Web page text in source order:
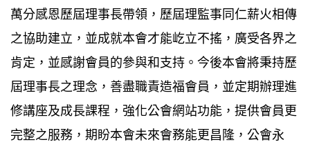
萬分感恩歷屆理事長帶領，歷屆理監事同仁薪火相傳
之協助建立，並成就本會才能屹立不搖，廣受各界之
肯定，並感謝會員的參與和支持。今後本會將秉持歷
屆理事長之理念，善盡職責造福會員，並定期辦理進
修講座及成長課程，強化公會網站功能，提供會員更
完整之服務，期盼本會未來會務能更昌隆，公會永